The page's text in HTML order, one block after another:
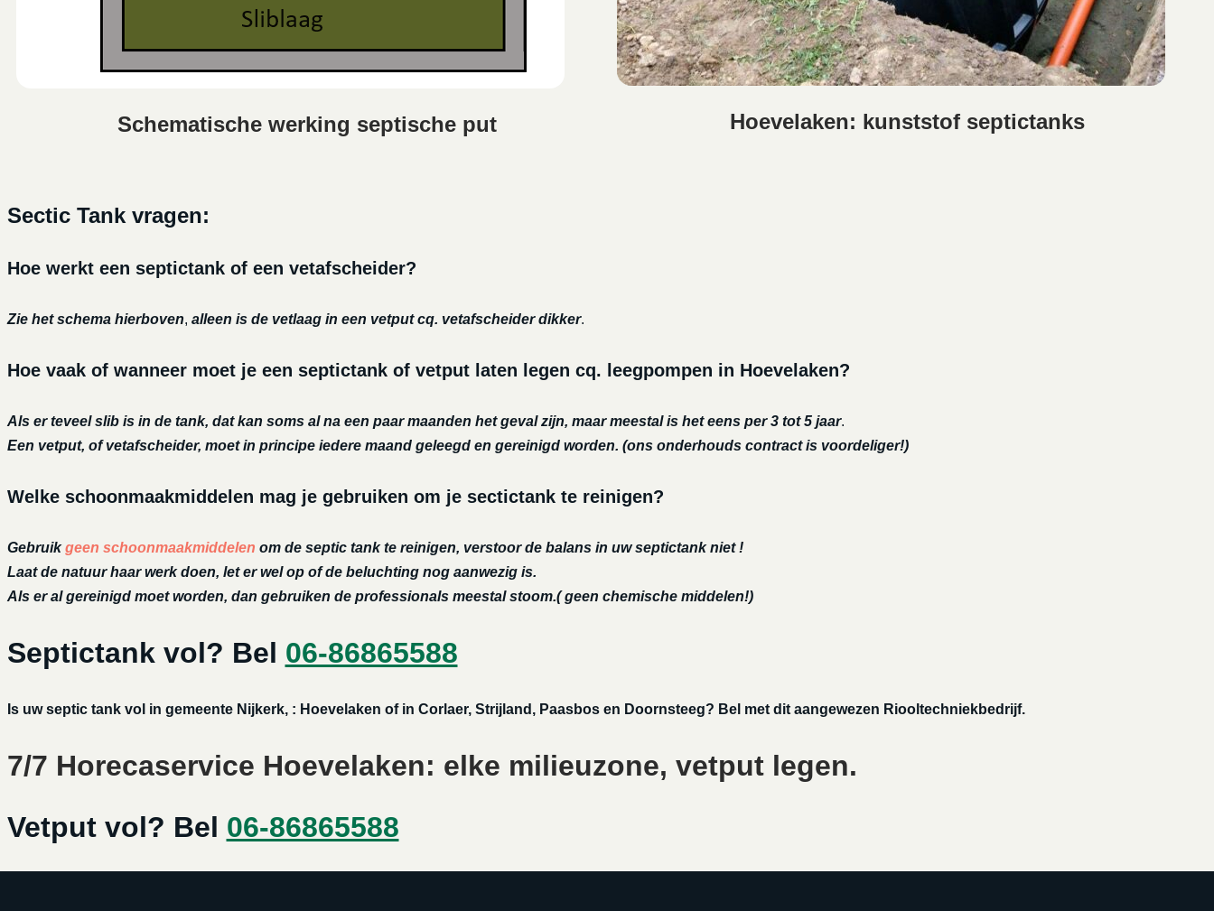
Schematische werking septische put Hoevelaken: kunststof septictanks
Sectic Tank vragen:
Hoe werkt een septictank of een vetafscheider?
Zie het schema hierboven, alleen is de vetlaag in een vetput cq. vetafscheider dikker.
Hoe vaak of wanneer moet je een septictank of vetput laten legen cq. leegpompen in Hoevelaken?
Als er teveel slib is in de tank, dat kan soms al na een paar maanden het geval zijn, maar meestal is het eens per 3 tot 5 jaar.
Een vetput, of vetafscheider, moet in principe iedere maand geleegd en gereinigd worden. (ons onderhouds contract is voordeliger!)
Welke schoonmaakmiddelen mag je gebruiken om je sectictank te reinigen?
Gebruikgeen schoonmaakmiddelen om de septic tank te reinigen, verstoor de balans in uw septictank niet !
Laat de natuur haar werk doen, let er wel op of de beluchting nog aanwezig is.
Als er al gereinigd moet worden, dan gebruiken de professionals meestal stoom.( geen chemische middelen!)
Septictank vol? Bel 06-86865588
Is uw septic tank vol in gemeente Nijkerk, : Hoevelaken of in Corlaer, Strijland, Paasbos en Doornsteeg? Bel met dit aangewezen Riooltechniekbedrijf.
7/7 Horecaservice Hoevelaken: elke milieuzone, vetput legen.
Vetput vol? Bel 06-86865588